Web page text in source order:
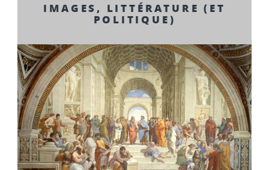
IMAGES, LITTÉRATURE (ET
POLITIQUE)